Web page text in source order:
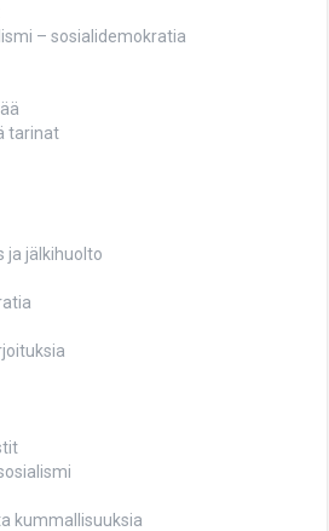
– sosialidemokratia
tarinat
ja jälkihuolto
kummallisuuksia